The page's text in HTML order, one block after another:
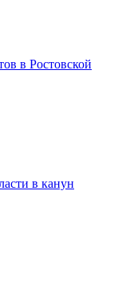
в Ростовской
в канун